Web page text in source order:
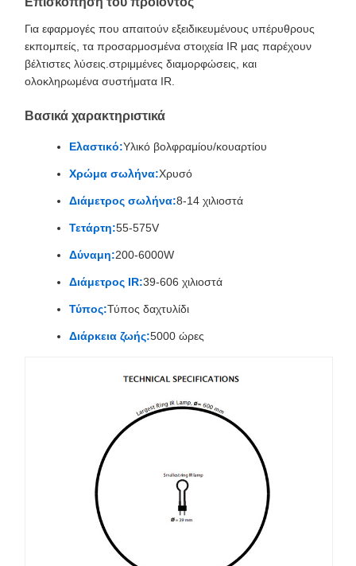
Για εφαρμογές που απαιτούν εξειδικευμένους υπέρυθρους
εκπομπείς, τα προσαρμοσμένα στοιχεία IR μας παρέχουν
βέλτιστες λύσεις.στριμμένες διαμορφώσεις, και
ολοκληρωμένα συστήματα IR.
Βασικά χαρακτηριστικά
Ελαστικό:Υλικό βολφραμίου/κουαρτίου
Χρώμα σωλήνα:Χρυσό
Διάμετρος σωλήνα:8-14 χιλιοστά
Τετάρτη:55-575V
Δύναμη:200-6000W
Διάμετρος IR:39-606 χιλιοστά
Τύπος:Τύπος δαχτυλίδι
Διάρκεια ζωής:5000 ώρες